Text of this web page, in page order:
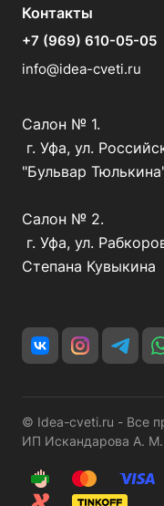
Контакты
+7 (969) 610-05-05
info@idea-cveti.ru
Салон № 1.
г. Уфа, ул.
"Бульвар
Салон № 2.
г. Уфа, ул.
Степана Кувыкина
© Idea-cveti.ru - Все
ИП Искандарова А.